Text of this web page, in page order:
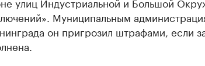
Муниципальным
он пригрозил штрафами, если